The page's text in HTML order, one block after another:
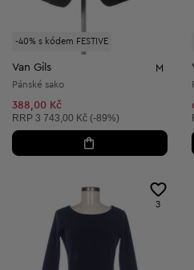
-40% s kódem FESTIVE
Van Gils M
Pánské sako
388,00 Kč
Doporučená cena:
RRP 3 743,00 Kč (-89%)
3